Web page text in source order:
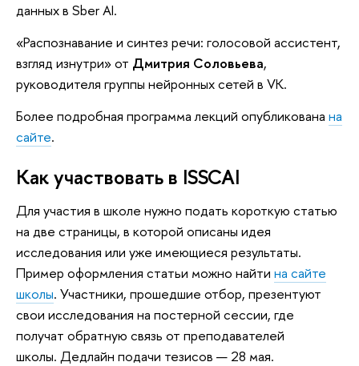
данных в Sber AI.
«Распознавание и синтез речи: голосовой ассистент,
взгляд изнутри» от Дмитрия Соловьева,
руководителя группы нейронных сетей в VK.
Более подробная программа лекций опубликована на
сайте.
Как участвовать в ISSCAI
Для участия в школе нужно подать короткую статью
на две страницы, в которой описаны идея
исследования или уже имеющиеся результаты.
Пример оформления статьи можно найти на сайте
школы. Участники, прошедшие отбор, презентуют
свои исследования на постерной сессии, где
получат обратную связь от преподавателей
школы. Дедлайн подачи тезисов — 28 мая.